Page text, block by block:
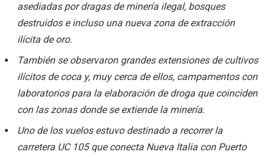
asediadas por dragas de minería ilegal, bosques
destruidos e incluso una nueva zona de extracción
ilícita de oro.
También se observaron grandes extensiones de cultivos
ilícitos de coca y, muy cerca de ellos, campamentos con
laboratorios para la elaboración de droga que coinciden
con las zonas donde se extiende la minería.
Uno de los vuelos estuvo destinado a recorrer la
carretera UC 105 que conecta Nueva Italia con Puerto